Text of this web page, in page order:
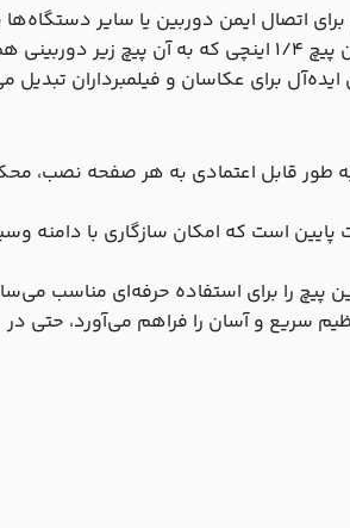
اتصال ایمن دوربین یا سایر دستگاه‌ها
پلیت و یا دیگر تجهیزات با اتصال مادگی 1/4 اینچی است. این پیچ 1/4 اینچی که به آن پیچ
برای عکاسان و فیلمبرداران تبدیل
طور قابل اعتمادی به هر صفحه نصب،
1/4 اینچی در قسمت پایین است که امکان سازگاری با دامنه
را برای استفاده حرفه‌ای مناسب
سریع و آسان را فراهم می‌آورد، حتی در